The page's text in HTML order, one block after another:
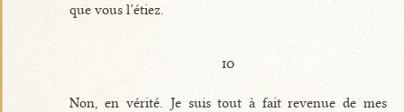
que vous l’étiez.
io
Non, en vérité. Je suis tout à fait revenue de mes